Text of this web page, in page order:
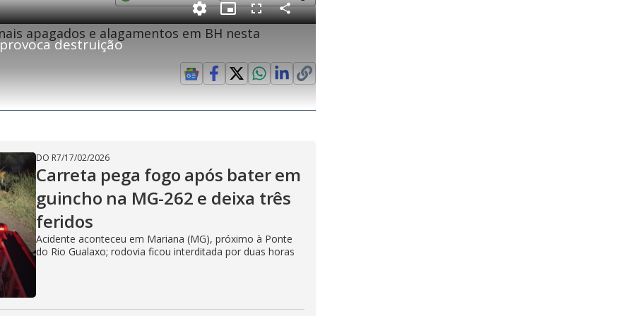
Opens in new window
P
l
a
y
V
destruição
e
m
i
n
n
m
e
c
P
i
c
t
e
-
i
n
c
F
u
l
l
r
e
e
n
C
o
t
i
l
h
apagados e alagamentos em BH nesta
DO R7/17/02/2026
Carreta pega fogo após bater em
guincho na MG-262 e deixa três
feridos
Acidente aconteceu em Mariana (MG), próximo à Ponte
do Rio Gualaxo; rodovia ficou interditada por duas horas